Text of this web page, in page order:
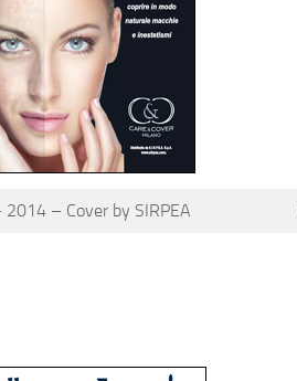
2014 – Cover by SIRPEA